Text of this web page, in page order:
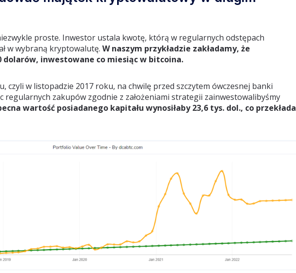
proste. Inwestor ustala kwotę, którą w regularnych odstępach
w wybraną kryptowalutę. W naszym przykładzie zakładamy, że
inwestowane co miesiąc w bitcoina.
czyli w listopadzie 2017 roku, na chwilę przed szczytem ówczesnej banki
zakupów zgodnie z założeniami strategii zainwestowalibyśmy
wartość posiadanego kapitału wynosiłaby 23,6 tys. dol., co przekłada